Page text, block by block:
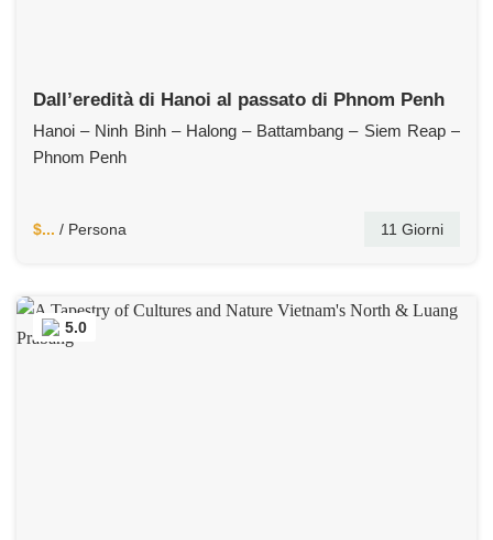
Dall’eredità di Hanoi al passato di Phnom Penh
Hanoi – Ninh Binh – Halong – Battambang – Siem Reap –
Phnom Penh
$... / Persona 11 Giorni
5.0